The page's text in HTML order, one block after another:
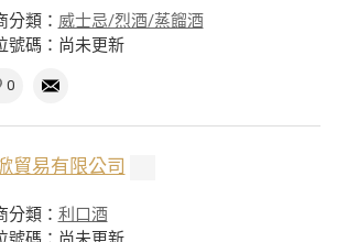
分類： 威士忌/烈酒/蒸餾酒
號碼：尚未更新
0
貿易有限公司
分類： 利口酒